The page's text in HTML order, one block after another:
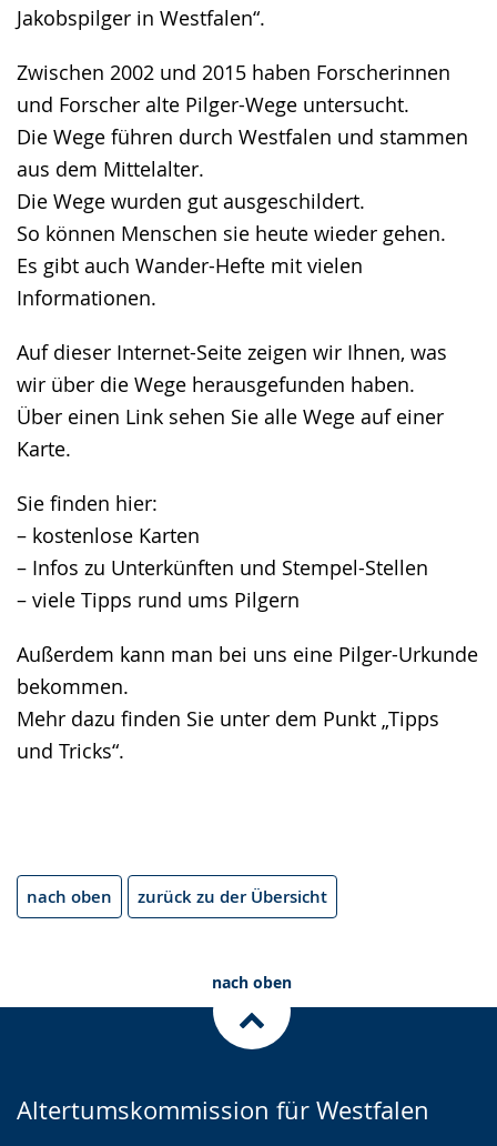
Jakobspilger in Westfalen“.
Zwischen 2002 und 2015 haben Forscherinnen
und Forscher alte Pilger-Wege untersucht.
Die Wege führen durch Westfalen und stammen
aus dem Mittelalter.
Die Wege wurden gut ausgeschildert.
So können Menschen sie heute wieder gehen.
Es gibt auch Wander-Hefte mit vielen
Informationen.
Auf dieser Internet-Seite zeigen wir Ihnen, was
wir über die Wege herausgefunden haben.
Über einen Link sehen Sie alle Wege auf einer
Karte.
Sie finden hier:
– kostenlose Karten
– Infos zu Unterkünften und Stempel-Stellen
– viele Tipps rund ums Pilgern
Außerdem kann man bei uns eine Pilger-Urkunde
bekommen.
Mehr dazu finden Sie unter dem Punkt „Tipps
und Tricks“.
nach oben zurück zu der Übersicht
nach oben
Altertumskommission für Westfalen